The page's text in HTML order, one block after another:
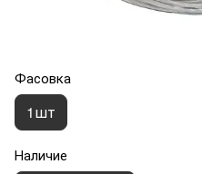
Фасовка
1шт
Наличие